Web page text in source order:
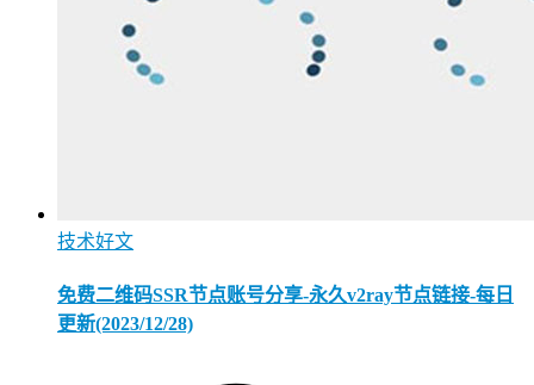
技术好文
免费二维码SSR节点账号分享-永久v2ray节点链接-每日
更新(2023/12/28)